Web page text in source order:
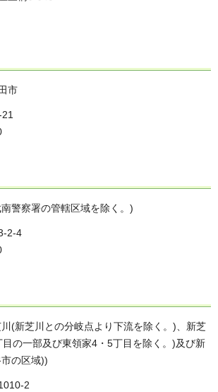
市
警察署の管轄区域を除く。)
2-4
(新芝川との分岐点より下流を除く。)、新芝
目の一部及び東領家4・5丁目を除く。)及び新
の区域))
2